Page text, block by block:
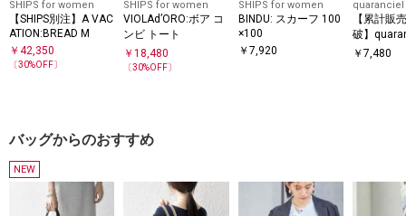
SHIPS for women
【SHIPS別注】A VAC
ATION:BREAD M
￥ 42,350
〔30%OFF〕
SHIPS for women
VIOLAd’ORO:ボア コ
ンビ トート
￥18,480
〔30%OFF〕
SHIPS for women
BINDU: スカーフ 100
×100
￥ 7,920
quaranciel
【累計販
破】
トデザイ
￥7,480
バッグからのおすすめ
NEW